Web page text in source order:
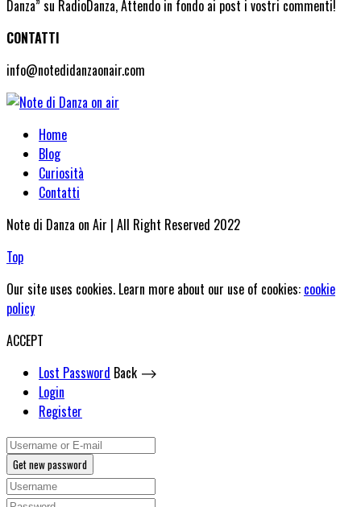
Danza” su RadioDanza, Attendo in fondo ai post i vostri commenti!
CONTATTI
info@notedidanzaonair.com
Home
Blog
Curiosità
Contatti
Note di Danza on Air | All Right Reserved 2022
Top
Our site uses cookies. Learn more about our use of cookies: cookie
policy
ACCEPT
Lost Password Back ⟶
Login
Register
Get new password